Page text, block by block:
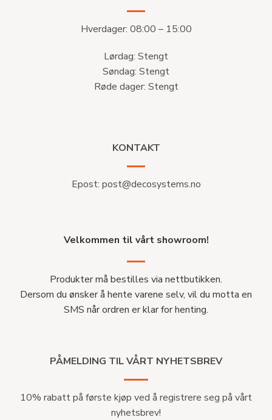
Hverdager: 08:00 – 15:00
Lørdag: Stengt
Søndag: Stengt
Røde dager: Stengt
KONTAKT
Epost: post@decosystems.no
Velkommen til vårt showroom!
Produkter må bestilles via nettbutikken.
Dersom du ønsker å hente varene selv, vil du motta en
SMS når ordren er klar for henting.
PÅMELDING TIL VÅRT NYHETSBREV
10% rabatt på første kjøp ved å registrere seg på vårt
nyhetsbrev!